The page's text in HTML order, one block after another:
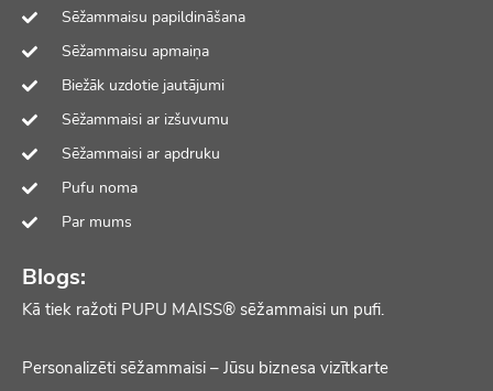
Sēžammaisu papildināšana
Sēžammaisu apmaiņa
Biežāk uzdotie jautājumi
Sēžammaisi ar izšuvumu
Sēžammaisi ar apdruku
Pufu noma
Par mums
Blogs:
Kā tiek ražoti PUPU MAISS® sēžammaisi un pufi.
Personalizēti sēžammaisi – Jūsu biznesa vizītkarte